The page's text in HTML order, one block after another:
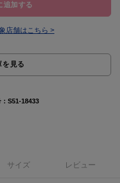
追加する
店舗はこちら >
を見る
S51-18433
サイズ レビュー